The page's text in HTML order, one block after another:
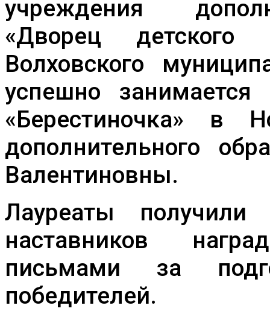
учреждения
«Дворец детского
Волховского
успешно
«Берестиночка» в
дополнительного
Валентиновны.
Лауреаты
наставников
письмами за
победителей.